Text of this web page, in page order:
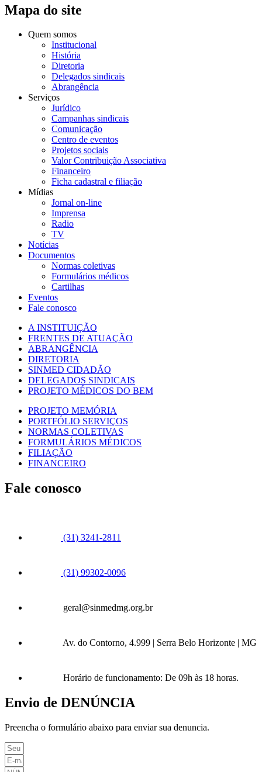
Mapa do site
Quem somos
Institucional
História
Diretoria
Delegados sindicais
Abrangência
Serviços
Jurídico
Campanhas sindicais
Comunicação
Centro de eventos
Projetos sociais
Valor Contribuição Associativa
Financeiro
Ficha cadastral e filiação
Mídias
Jornal on-line
Imprensa
Radio
TV
Notícias
Documentos
Normas coletivas
Formulários médicos
Cartilhas
Eventos
Fale conosco
A INSTITUIÇÃO
FRENTES DE ATUAÇÃO
ABRANGÊNCIA
DIRETORIA
SINMED CIDADÃO
DELEGADOS SINDICAIS
PROJETO MÉDICOS DO BEM
PROJETO MEMÓRIA
PORTFÓLIO SERVIÇOS
NORMAS COLETIVAS
FORMULÁRIOS MÉDICOS
FILIAÇÃO
FINANCEIRO
Fale conosco
(31) 3241-2811
(31) 99302-0096
geral@sinmedmg.org.br
Av. do Contorno, 4.999 | Serra Belo Horizonte | MG
Horário de funcionamento: De 09h às 18 horas.
Envio de DENÚNCIA
Preencha o formulário abaixo para enviar sua denuncia.